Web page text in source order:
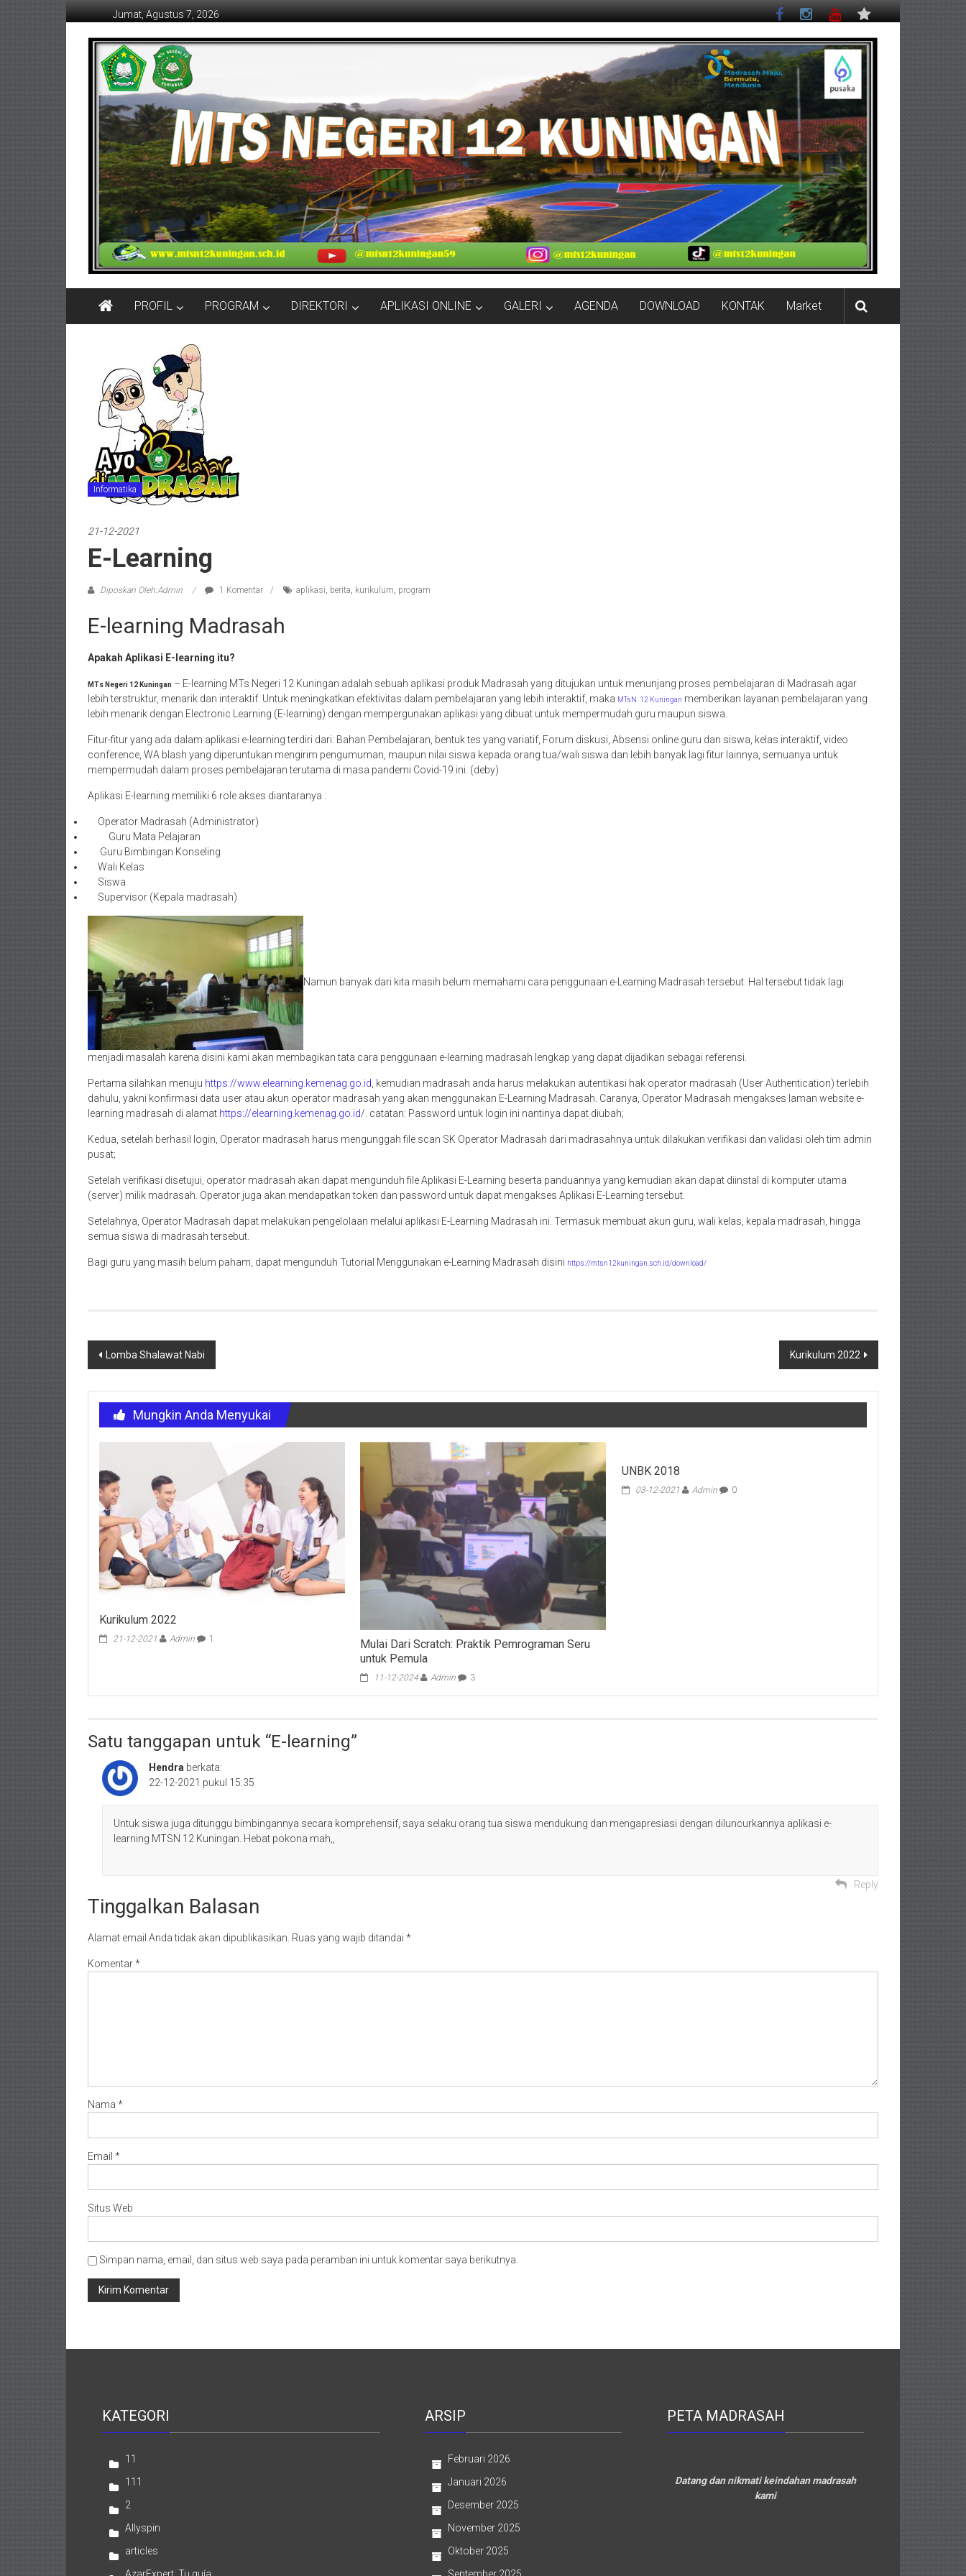
ke
konten
Jumat, Agustus 7, 2026
MTSN
12
KUNINGAN
PROFIL PROGRAM DIREKTORI APLIKASI ONLINE GALERI AGENDA DOWNLOAD KONTAK Market
Informatika
21-12-2021
E-Learning
Diposkan Oleh:Admin 1 Komentar aplikasi, berita, kurikulum, program
E-learning Madrasah
Apakah Aplikasi E-learning itu?
MTs Negeri 12 Kuningan – E-learning MTs Negeri 12 Kuningan adalah sebuah aplikasi produk Madrasah yang ditujukan untuk menunjang proses pembelajaran di Madrasah agar
lebih terstruktur, menarik dan interaktif. Untuk meningkatkan efektivitas dalam pembelajaran yang lebih interaktif, maka MTsN 12 Kuningan memberikan layanan pembelajaran yang
lebih menarik dengan Electronic Learning (E-learning) dengan mempergunakan aplikasi yang dibuat untuk mempermudah guru maupun siswa.
Fitur-fitur yang ada dalam aplikasi e-learning terdiri dari: Bahan Pembelajaran, bentuk tes yang variatif, Forum diskusi, Absensi online guru dan siswa, kelas interaktif, video
conference, WA blash yang diperuntukan mengirim pengumuman, maupun nilai siswa kepada orang tua/wali siswa dan lebih banyak lagi fitur lainnya, semuanya untuk
mempermudah dalam proses pembelajaran terutama di masa pandemi Covid-19 ini. (deby)
Aplikasi E-learning memiliki 6 role akses diantaranya :
Operator Madrasah (Administrator)
Guru Mata Pelajaran
Guru Bimbingan Konseling
Wali Kelas
Siswa
Supervisor (Kepala madrasah)
Namun banyak dari kita masih belum memahami cara penggunaan e-Learning Madrasah tersebut. Hal tersebut tidak lagi
menjadi masalah karena disini kami akan membagikan tata cara penggunaan e-learning madrasah lengkap yang dapat dijadikan sebagai referensi.
Pertama silahkan menuju https://www.elearning.kemenag.go.id , kemudian madrasah anda harus melakukan autentikasi hak operator madrasah (User Authentication) terlebih
dahulu, yakni konfirmasi data user atau akun operator madrasah yang akan menggunakan E-Learning Madrasah. Caranya, Operator Madrasah mengakses laman website e-
learning madrasah di alamat https://elearning.kemenag.go.id/. catatan: Password untuk login ini nantinya dapat diubah;
Kedua, setelah berhasil login, Operator madrasah harus mengunggah file scan SK Operator Madrasah dari madrasahnya untuk dilakukan verifikasi dan validasi oleh tim admin
pusat;
Setelah verifikasi disetujui, operator madrasah akan dapat mengunduh file Aplikasi E-Learning beserta panduannya yang kemudian akan dapat diinstal di komputer utama
(server) milik madrasah. Operator juga akan mendapatkan token dan password untuk dapat mengakses Aplikasi E-Learning tersebut.
Setelahnya, Operator Madrasah dapat melakukan pengelolaan melalui aplikasi E-Learning Madrasah ini. Termasuk membuat akun guru, wali kelas, kepala madrasah, hingga
semua siswa di madrasah tersebut.
Bagi guru yang masih belum paham, dapat mengunduh Tutorial Menggunakan e-Learning Madrasah disini https://mtsn12kuningan.sch.id/download/
Navigasi
Lomba Shalawat Nabi Kurikulum 2022
Mungkin Anda Menyukai
Kurikulum 2022
21-12-2021 Admin 1
Mulai Dari Scratch: Praktik Pemrograman Seru
untuk Pemula
11-12-2024 Admin 3
UNBK 2018
03-12-2021 Admin 0
Satu tanggapan untuk “E-learning”
Hendra berkata:
22-12-2021 pukul 15:35
Untuk siswa juga ditunggu bimbingannya secara komprehensif, saya selaku orang tua siswa mendukung dan mengapresiasi dengan diluncurkannya aplikasi e-
learning MTSN 12 Kuningan. Hebat pokona mah,,
Reply
Tinggalkan Balasan
Alamat email Anda tidak akan dipublikasikan. Ruas yang wajib ditandai *
Komentar*
Nama *
Email *
Situs Web
Simpan nama, email, dan situs web saya pada peramban ini untuk komentar saya berikutnya.
KATEGORI
11
111
2
Allyspin
articles
ARSIP
Februari 2026
Januari 2026
Desember 2025
November 2025
Oktober 2025
PETA MADRASAH
Datang dan nikmati keindahan madrasah
kami